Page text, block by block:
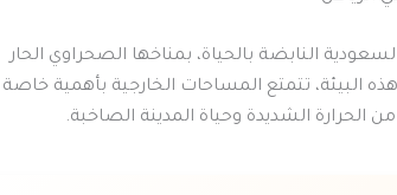
النابضة بالحياة، بمناخها الصحراوي الحار
البيئة، تتمتع المساحات الخارجية بأهمية خاصة
الحرارة الشديدة وحياة المدينة الصاخبة.